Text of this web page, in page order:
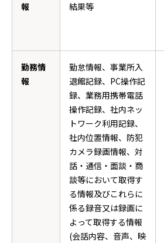
報
結果等
勤務情
報
勤怠情報、事業所入
退館記録、PC操作記
録、業務用携帯電話
操作記録、社内ネッ
トワーク利用記録、
社内位置情報、防犯
カメラ録画情報、対
話・通信・面談・商
談等において取得す
る情報及びこれらに
係る録音又は録画に
よって取得する情報
(会話内容、音声、映